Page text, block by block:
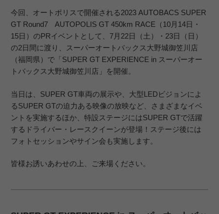
今回、オートポリスで開催される2023 AUTOBACS SUPER
GT Round7 AUTOPOLIS GT 450km RACE（10月14日・
15日）のPRイベントとして、7月22日（土）・23日（日）
の2日間に渡り、スーパーオートバックス大野城御笠川店
（福岡県）で「SUPER GT EXPERIENCE in スーパーオー
トバックス大野城御笠川店」を開催。
当日は、SUPER GT車両の展示や、大型LEDビジョンによ
るSUPER GTの迫力ある映像の放映など、さまざまなイベ
ントを実施するほか、特設ステージにはSUPER GTで活躍
するドライバー・レースクイーンが登場！ステージ後には
フォトセッションやサイン会も実施します。
皆様お誘いあわせの上、ご来場ください。